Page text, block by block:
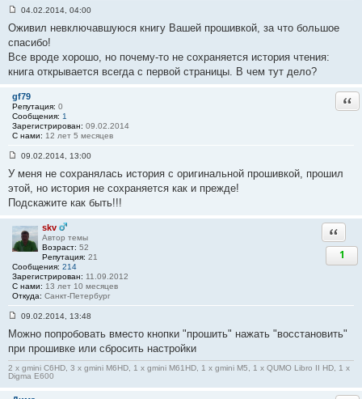
о
б
щ
н
и
е
#
2
5
04.02.2014, 04:00
Оживил невключавшуюся книгу Вашей прошивкой, за что большое
спасибо!
Все вроде хорошо, но почему-то не сохраняется история чтения:
книга открывается всегда с первой страницы. В чем тут дело?
gf79
Репутация: 0
Сообщения: 1
Зарегистрирован: 09.02.2014
С нами: 12 лет 5 месяцев
о
б
щ
е
н
и
е
#
6
09.02.2014, 13:00
У меня не сохранялась история с оригинальной прошивкой, прошил
этой, но история не сохраняется как и прежде!
Подскажите как быть!!!
skv
Автор темы
Возраст: 52
Репутация: 21
Сообщения: 214
Зарегистрирован: 11.09.2012
С нами: 13 лет 10 месяцев
Откуда: Санкт-Петербург
1
о
б
щ
е
н
09.02.2014, 13:48
Можно попробовать вместо кнопки "прошить" нажать "восстановить"
при прошивке или сбросить настройки
2 x gmini C6HD, 3 x gmini M6HD, 1 x gmini M61HD, 1 x gmini M5, 1 x QUMO Libro II HD, 1 x
Digma E600